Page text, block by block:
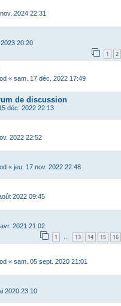
2024 22:31
20:20
1 2
« sam. 17 déc. 2022 17:49
de discussion
déc. 2022 22:13
2022 22:52
« jeu. 17 nov. 2022 22:48
2022 09:45
2021 21:02
1 … 13 14 15 16
« sam. 05 sept. 2020 21:01
2020 23:10